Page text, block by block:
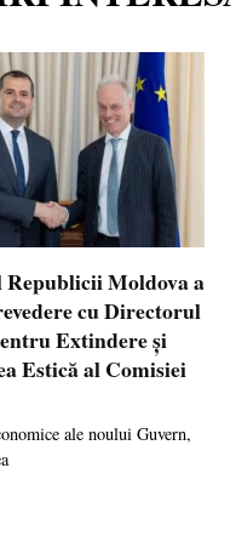
Moldova a
cu Directorul
Extindere și
Estică al Comisiei
ale noului Guvern,